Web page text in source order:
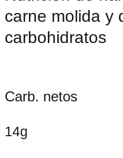
carne molida y
carbohidratos
Carb. netos
14g